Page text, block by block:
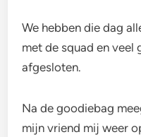
We hebben die dag
met de squad en veel
afgesloten.
Na de goodiebag
mijn vriend mij weer